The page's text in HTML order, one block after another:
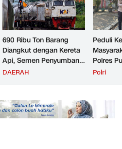
690 Ribu Ton Barang
Diangkut dengan Kereta
Api, Semen Penyumbang
Volume Terbesar
Semester 1 Tahun 2026
DAERAH
Peduli
Polres
Jemput
Polri